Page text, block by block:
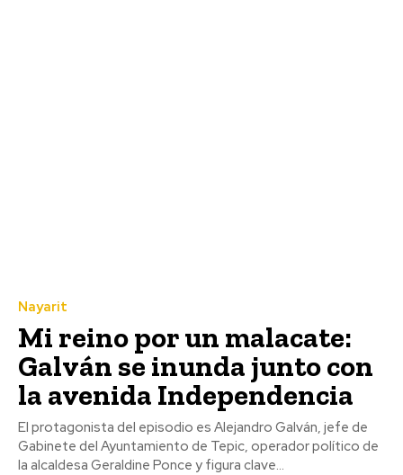
Nayarit
Mi reino por un malacate:
Galván se inunda junto con
la avenida Independencia
El protagonista del episodio es Alejandro Galván, jefe de
Gabinete del Ayuntamiento de Tepic, operador político de
la alcaldesa Geraldine Ponce y figura clave...